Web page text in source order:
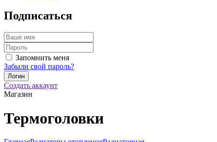
Подписаться
Запомнить меня
Забыли свой пароль?
Создать аккаунт
Магазин
Термоголовки